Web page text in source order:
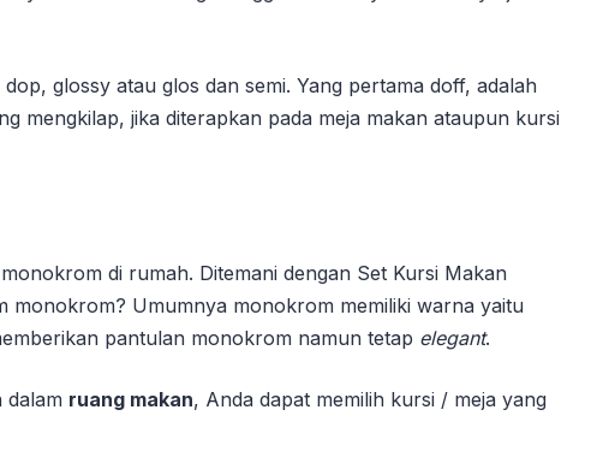
glossy atau glos dan semi. Yang pertama doff, adalah
mengkilap, jika diterapkan pada meja makan ataupun kursi
di rumah. Ditemani dengan Set Kursi Makan
monokrom? Umumnya monokrom memiliki warna yaitu
pantulan monokrom namun tetap elegant.
dalam ruang makan, Anda dapat memilih kursi / meja yang